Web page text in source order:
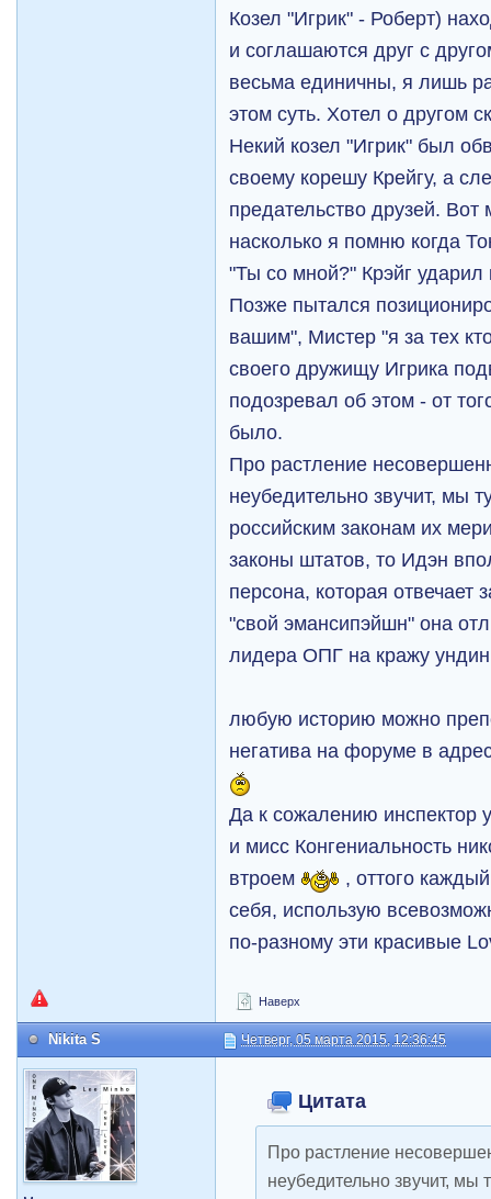
Козел "Игрик" - Роберт)
и соглашаются друг с
весьма единичны, я лишь
этом суть. Хотел о другом
Некий козел "Игрик" был
своему корешу Крейгу, а
предательство друзей. Вот
насколько я помню когда
"Ты со мной?" Крэйг
Позже пытался
вашим", Мистер "я за тех
своего дружищу Игрика
подозревал об этом - от
было.
Про растление
неубедительно звучит, мы
российским законам их
законы штатов, то Идэн
персона, которая отвечает
"свой эмансипэйшн" она
лидера ОПГ на кражу
любую историю можно
негатива на форуме в
Да к сожалению инспектор
и мисс Конгениальность
втроем
, оттого
себя, использую
по-разному эти красивые
Наверх
Nikita S Четверг, 05 марта 2015, 12:36:45
Цитата
Про растление
неубедительно звучит, мы